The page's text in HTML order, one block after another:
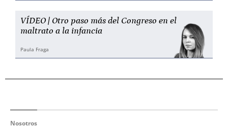
VÍDEO | Otro paso más del Congreso en el
maltrato a la infancia
Paula Fraga
Nosotros